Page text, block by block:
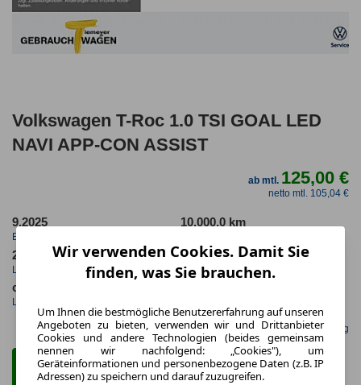
Volkswagen T-Roc 1.0 TSI GOAL LED
NAVI APP-CON ASSIST
ab mtl. 125,00 €
netto mtl. 105,04 €
9.2025
Erstzulassung
10.000,0 km
24 Monate
Laufzeit
22 km
Kilometerstand
ca. 85 kW (115 PS)
Leistung
Gefunden auf Null Leasing
Zum Leasing Angebot
Wir verwenden Cookies. Damit Sie
finden, was Sie brauchen.
Um Ihnen die bestmögliche Benutzererfahrung auf unseren
Angeboten zu bieten, verwenden wir und Drittanbieter
Cookies und andere Technologien (beides gemeinsam
nennen wir nachfolgend: „Cookies"), um
Geräteinformationen und personenbezogene Daten (z.B. IP
Adressen) zu speichern und darauf zuzugreifen.